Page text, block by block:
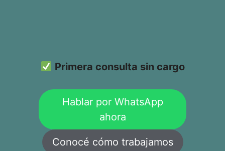
Primera consulta sin cargo
Hablar por WhatsApp
ahora
Conocé cómo trabajamos